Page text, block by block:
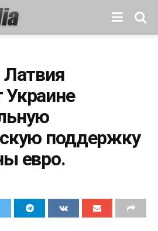
Латвия
поддержку
евро.